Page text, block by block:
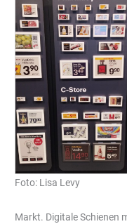
Foto: Lisa Levy
Markt. Digitale Schienen